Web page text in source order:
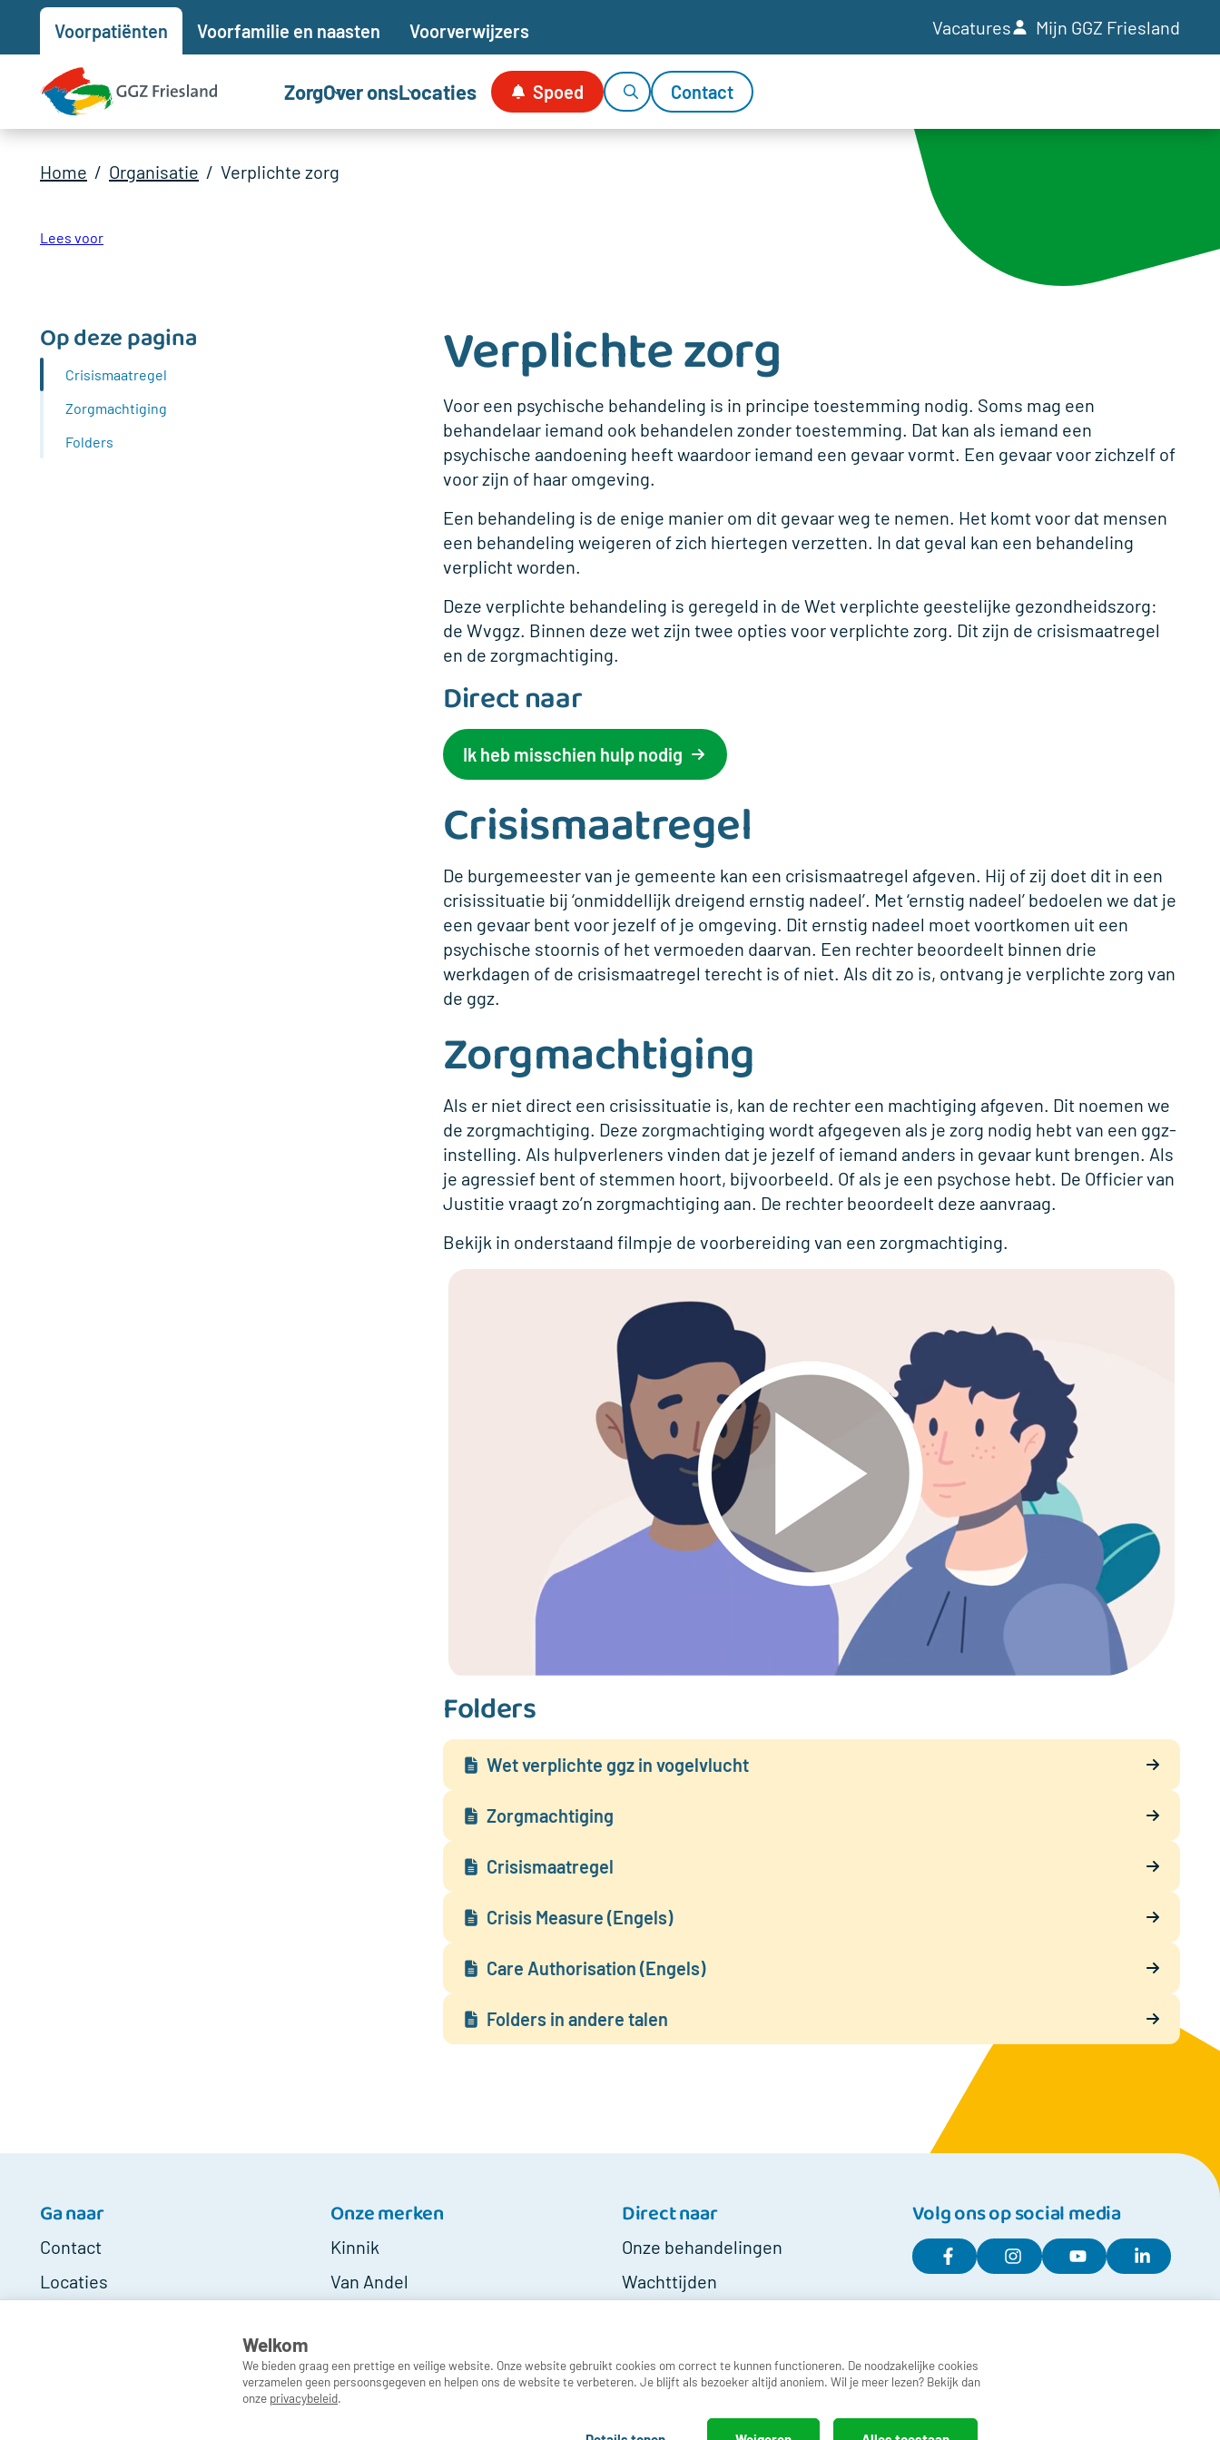
Welkom
We bieden graag een prettige en veilige website. Onze website gebruikt cookies om correct te kunnen functioneren. De noodzakelijke cookies
verzamelen geen persoonsgegeven en helpen ons de website te verbeteren. Je blijft als bezoeker altijd anoniem. Wil je meer lezen? Bekijk dan
onze privacybeleid.
Voorpatiënten Voorfamilie en naasten Voorverwijzers Vacatures Mijn GGZ Friesland
ZorgOver onsLocaties Spoed Contact
Home Organisatie Verplichte zorg
Lees voor
Op deze pagina
Crisismaatregel
Zorgmachtiging
Folders
Verplichte zorg
Voor een psychische behandeling is in principe toestemming nodig. Soms mag een
behandelaar iemand ook behandelen zonder toestemming. Dat kan als iemand een
psychische aandoening heeft waardoor iemand een gevaar vormt. Een gevaar voor zichzelf of
voor zijn of haar omgeving.
Een behandeling is de enige manier om dit gevaar weg te nemen. Het komt voor dat mensen
een behandeling weigeren of zich hiertegen verzetten. In dat geval kan een behandeling
verplicht worden.
Deze verplichte behandeling is geregeld in de Wet verplichte geestelijke gezondheidszorg:
de Wvggz. Binnen deze wet zijn twee opties voor verplichte zorg. Dit zijn de crisismaatregel
en de zorgmachtiging.
Direct naar
Ik heb misschien hulp nodig
-
previous
location
-
Crisismaatregel
De burgemeester van je gemeente kan een crisismaatregel afgeven. Hij of zij doet dit in een
crisissituatie bij ‘onmiddellijk dreigend ernstig nadeel’. Met ‘ernstig nadeel’ bedoelen we dat je
een gevaar bent voor jezelf of je omgeving. Dit ernstig nadeel moet voortkomen uit een
psychische stoornis of het vermoeden daarvan. Een rechter beoordeelt binnen drie
werkdagen of de crisismaatregel terecht is of niet. Als dit zo is, ontvang je verplichte zorg van
de ggz.
Zorgmachtiging
Als er niet direct een crisissituatie is, kan de rechter een machtiging afgeven. Dit noemen we
de zorgmachtiging. Deze zorgmachtiging wordt afgegeven als je zorg nodig hebt van een ggz-
instelling. Als hulpverleners vinden dat je jezelf of iemand anders in gevaar kunt brengen. Als
je agressief bent of stemmen hoort, bijvoorbeeld. Of als je een psychose hebt. De Officier van
Justitie vraagt zo’n zorgmachtiging aan. De rechter beoordeelt deze aanvraag.
Bekijk in onderstaand filmpje de voorbereiding van een zorgmachtiging.
Folders
Wet verplichte ggz in vogelvlucht
Zorgmachtiging
Crisismaatregel
Crisis Measure (Engels)
Care Authorisation (Engels)
Folders in andere talen
Ga naar
Contact
Locaties
Onze merken
Kinnik
Van Andel
Direct naar
Onze behandelingen
Wachttijden
Volg ons op social media